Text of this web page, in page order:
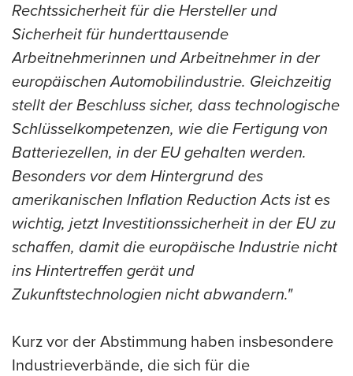
Rechtssicherheit für die Hersteller und
Sicherheit für hunderttausende
Arbeitnehmerinnen und Arbeitnehmer in der
europäischen Automobilindustrie. Gleichzeitig
stellt der Beschluss sicher, dass technologische
Schlüsselkompetenzen, wie die Fertigung von
Batteriezellen, in der EU gehalten werden.
Besonders vor dem Hintergrund des
amerikanischen Inflation Reduction Acts ist es
wichtig, jetzt Investitionssicherheit in der EU zu
schaffen, damit die europäische Industrie nicht
ins Hintertreffen gerät und
Zukunftstechnologien nicht abwandern."
Kurz vor der Abstimmung haben insbesondere
Industrieverbände, die sich für die